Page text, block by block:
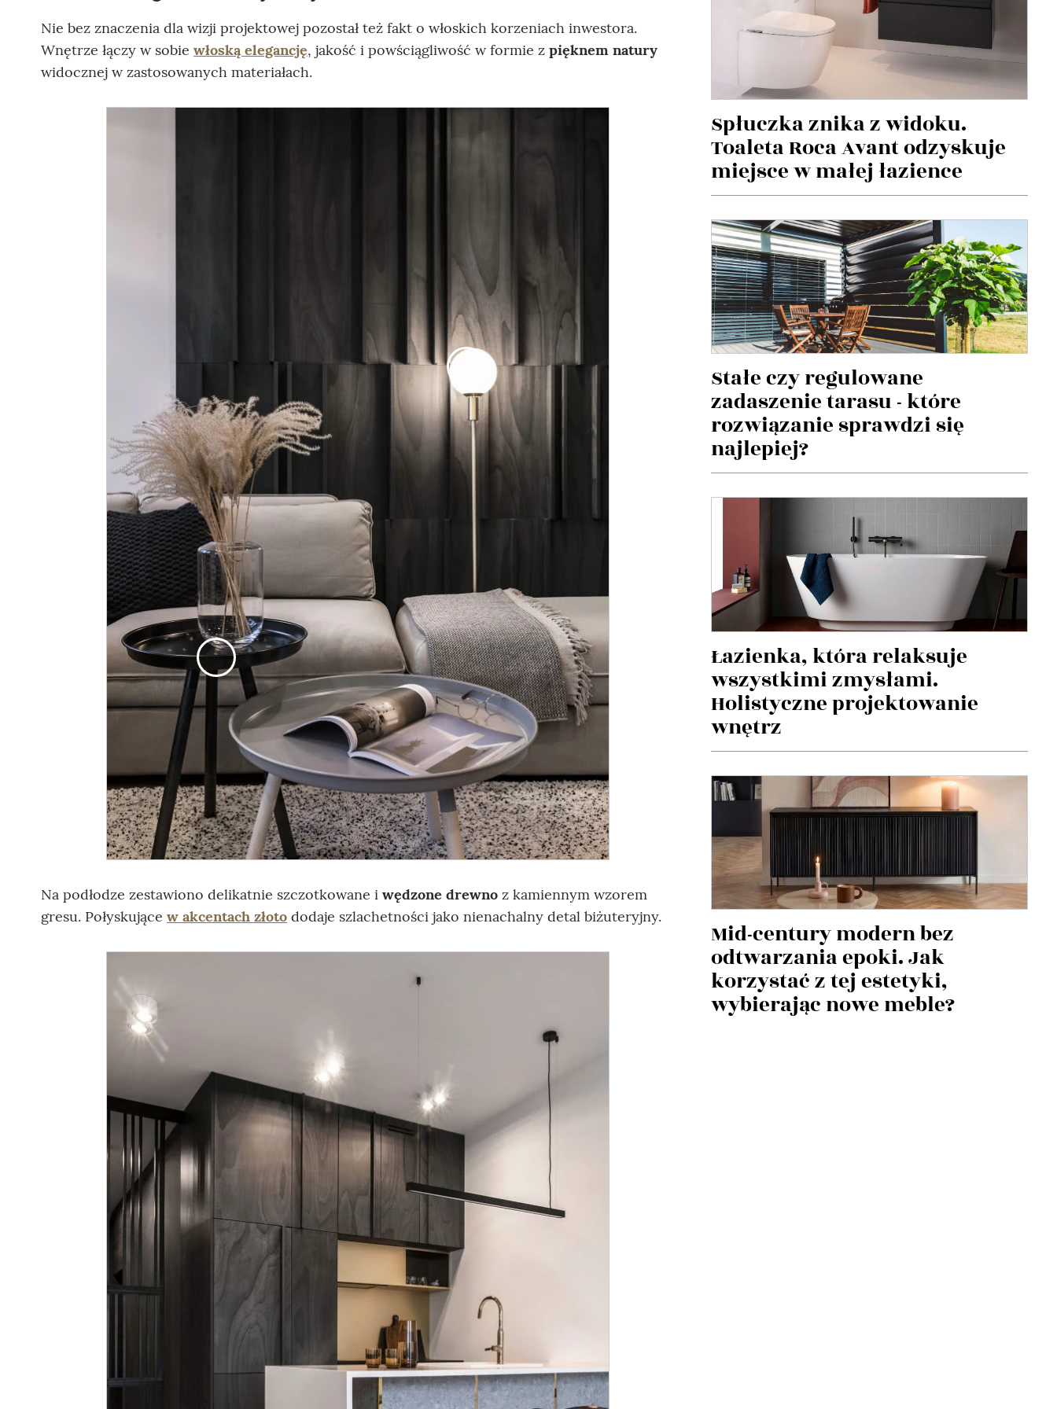
Nie bez znaczenia dla wizji projektowej pozostał też fakt o włoskich korzeniach inwestora.
Wnętrze łączy w sobie włoską elegancję, jakość i powściągliwość w formie z pięknem natury
widocznej w zastosowanych materiałach.
Na podłodze zestawiono delikatnie szczotkowane i wędzone drewno z kamiennym wzorem
gresu. Połyskujące w akcentach złoto dodaje szlachetności jako nienachalny detal biżuteryjny.
Spłuczka znika z widoku.
Toaleta Roca Avant odzyskuje
miejsce w małej łazience
Stałe czy regulowane
zadaszenie tarasu - które
rozwiązanie sprawdzi się
najlepiej?
Łazienka, która relaksuje
wszystkimi zmysłami.
Holistyczne projektowanie
wnętrz
Mid-century modern bez
odtwarzania epoki. Jak
korzystać z tej estetyki,
wybierając nowe meble?